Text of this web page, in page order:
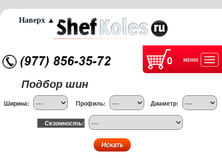
0 МЕНЮ
Подбор шин
Ширина: Профиль: Диаметр:
Сезонность:
Наверх ▲